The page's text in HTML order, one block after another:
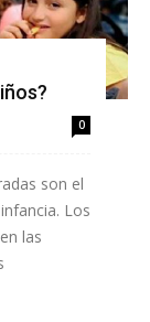
0
son el
Los
las